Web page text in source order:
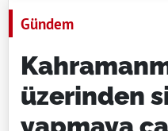
Gündem
üzerinden